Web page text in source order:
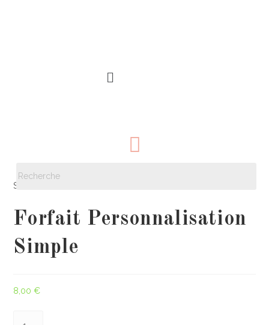
Sélectionné :
Forfait Personnalisation
Simple
8,00€